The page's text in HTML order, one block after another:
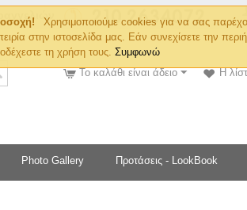
Χρησιμοποιούμε cookies για να σας
στην ιστοσελίδα μας. Εάν συνεχίσετε την
τη χρήση τους.Συμφωνώ
Η
Το καλάθι είναι άδειο
Photo Gallery Προτάσεις - LookBook